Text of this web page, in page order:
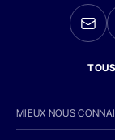
MIEUX NOUS